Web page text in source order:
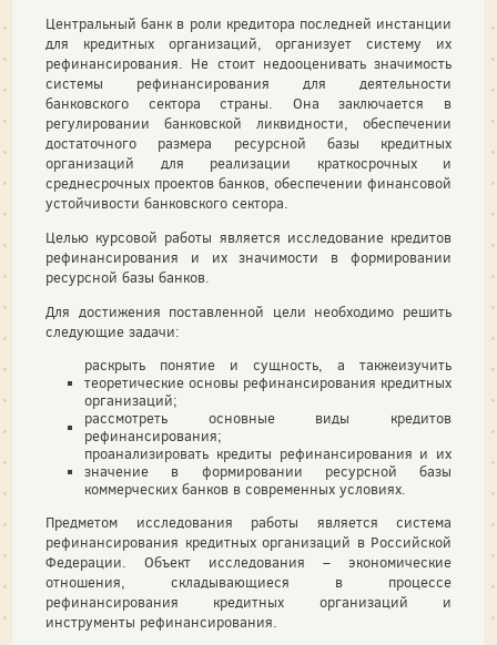
Центральный банк в роли кредитора последней инстанции
для кредитных организаций, организует систему их
рефинансирования. Не стоит недооценивать значимость
системы рефинансирования для деятельности
банковского сектора страны. Она заключается в
регулировании банковской ликвидности, обеспечении
достаточного размера ресурсной базы кредитных
организаций для реализации краткосрочных и
среднесрочных проектов банков, обеспечении финансовой
устойчивости банковского сектора.
Целью курсовой работы является исследование кредитов
рефинансирования и их значимости в формировании
ресурсной базы банков.
Для достижения поставленной цели необходимо решить
следующие задачи:
раскрыть понятие и сущность, а такжеизучить
теоретические основы рефинансирования кредитных
организаций;
рассмотреть основные виды кредитов
рефинансирования;
проанализировать кредиты рефинансирования и их
значение в формировании ресурсной базы
коммерческих банков в современных условиях.
Предметом исследования работы является система
рефинансирования кредитных организаций в Российской
Федерации. Объект исследования – экономические
отношения, складывающиеся в процессе
рефинансирования кредитных организаций и
инструменты рефинансирования.